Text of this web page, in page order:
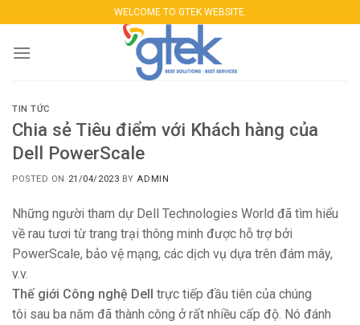
content
WELCOME TO GTEK WEBSITE.
TIN TỨC
Chia sẻ Tiêu điểm với Khách hàng của
Dell PowerScale
POSTED ON 21/04/2023 BYADMIN
Những người tham dự Dell Technologies World đã tìm hiểu
về rau tươi từ trang trại thông minh được hỗ trợ bởi
PowerScale, bảo vệ mạng, các dịch vụ dựa trên đám mây,
v.v.
Thế giới Công nghệ Dell trực tiếp đầu tiên của chúng
tôi sau ba năm đã thành công ở rất nhiều cấp độ. Nó đánh